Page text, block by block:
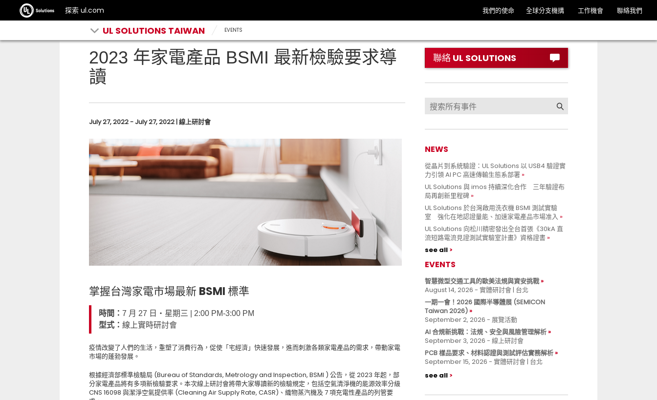
探索 ul.com 我們的使命 全球分支機搆 工作機會 聯絡我們
UL SOLUTIONS TAIWAN EVENTS
2023 年家電產品 BSMI 最新檢驗要求導
讀
July 27, 2022 - July 27, 2022 | 線上研討會
掌握台灣家電市場最新 BSMI 標準
時間： 7 月 27 日‧星期三 | 2:00 PM-3:00 PM
型式： 線上實時研討會
疫情改變了人們的生活，重塑了消費行為，促使「宅經濟」快速發展，進而刺激各類家電產品的需求，帶動家電
市場的蓬勃發展。
根據經濟部標準檢驗局 (Bureau of Standards, Metrology and Inspection, BSMI ) 公告，從 2023 年起，部
分家電產品將有多項新檢驗要求。本次線上研討會將帶大家導讀新的檢驗規定，包括空氣清淨機的能源效率分級
CNS 16098 與潔淨空氣提供率 (Cleaning Air Supply Rate, CASR)、織物蒸汽機及 7 項充電性產品的列管要
聯絡 UL SOLUTIONS
NEWS
從晶片到系統驗證：UL Solutions 以 USB4 驗證實
力引領 AI PC 高速傳輸生態系部署
UL Solutions 與 imos 持續深化合作 三年驗證布
局再創新里程碑
UL Solutions 於台灣啟用洗衣機 BSMI 測試實驗
室 強化在地認證量能、加速家電產品市場准入
UL Solutions 向松川精密發出全台首張《30kA 直
流短路電流見證測試實驗室計畫》資格證書
see all
EVENTS
智慧微型交通工具的歐美法規與資安挑戰
August 14, 2026 - 實體研討會 | 台北
一期一會！2026 國際半導體展 (SEMICON
Taiwan 2026)
September 2, 2026 - 展覽活動
AI 合規新挑戰：法規、安全與風險管理解析
September 3, 2026 - 線上研討會
PCB 樣品要求、材料認證與測試評估實務解析
September 15, 2026 - 實體研討會 | 台北
see all